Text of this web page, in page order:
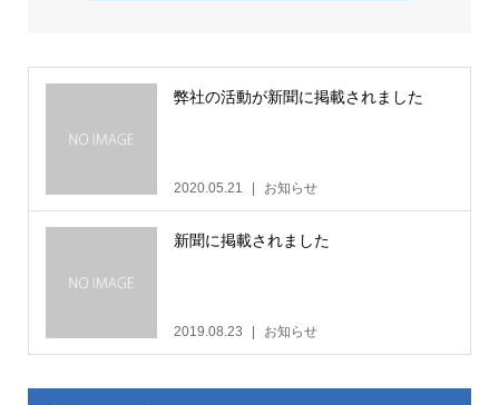
弊社の活動が新聞に掲載されました
2020.05.21 お知らせ
新聞に掲載されました
2019.08.23 お知らせ